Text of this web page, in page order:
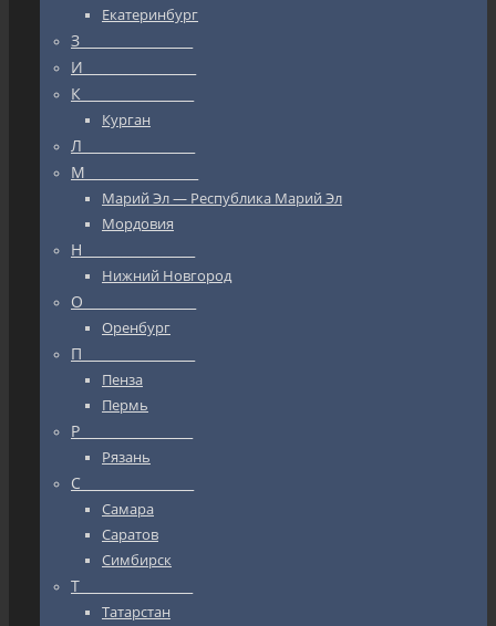
Екатеринбург
З_________________
И_________________
К_________________
Курган
Л_________________
М_________________
Марий Эл — Республика Марий Эл
Мордовия
Н_________________
Нижний Новгород
О_________________
Оренбург
П_________________
Пенза
Пермь
Р_________________
Рязань
С_________________
Самара
Саратов
Симбирск
Т_________________
Татарстан